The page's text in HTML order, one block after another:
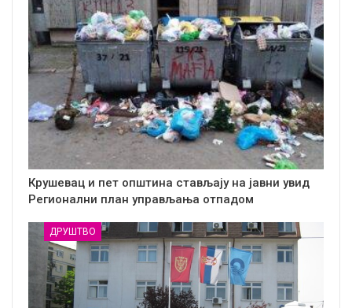
Крушевац и пет општина стављају на јавни увид
Регионални план управљања отпадом
ДРУШТВО